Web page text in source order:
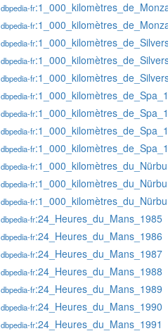
dbpedia-fr
dbpedia-fr
dbpedia-fr
dbpedia-fr
dbpedia-fr
dbpedia-fr
dbpedia-fr
dbpedia-fr
dbpedia-fr
dbpedia-fr
dbpedia-fr
dbpedia-fr
dbpedia-fr:24_Heures_du_Mans_1985
dbpedia-fr:24_Heures_du_Mans_1986
dbpedia-fr:24_Heures_du_Mans_1987
dbpedia-fr:24_Heures_du_Mans_1988
dbpedia-fr:24_Heures_du_Mans_1989
dbpedia-fr:24_Heures_du_Mans_1990
dbpedia-fr:24_Heures_du_Mans_1991